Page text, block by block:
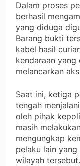
Dalam proses
berhasil
yang diduga
Barang bukti
kabel hasil
kendaraan yang
melancarkan
Saat ini, ketiga
tengah
oleh pihak
masih
mengungkap
pelaku lain
wilayah tersebut.